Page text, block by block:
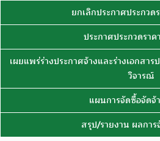
ยกเลิกประกาศประกวด
ประกาศประกวดรา
เผยแพร่ร่างประกาศจ้างและร่างเอกสา
วิจารณ์
แผนการจัดซื้อจัดจ้
สรุป/รายงาน ผลการ